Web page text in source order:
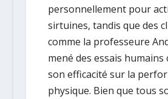
personnellement pour
sirtuines, tandis que des
comme la professeure
mené des essais
son efficacité sur la
physique. Bien que tous